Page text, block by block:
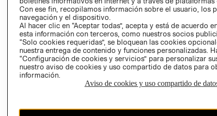
Perú (S/)
CAMBIAR REGIÓN
propiedad de H&M Hennes & Mauritz AB
Con ese fin, recopilamos información sobre el usuario, los
navegación y el dispositivo.
Al hacer clic en “Aceptar todas”, acepta y está de acuerdo
esta información con terceros, como nuestros socios
“Solo cookies requeridas”, se bloquean las cookies
nuestra entrega de contenido y funciones personalizadas.
“Configuración de cookies y servicios” para personalizar
nuestro aviso de cookies y uso compartido de datos para
información.
Aviso de cookies y uso compartido de